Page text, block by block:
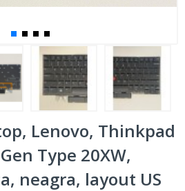
Lenovo, Thinkpad
Type 20XW,
neagra, layout US